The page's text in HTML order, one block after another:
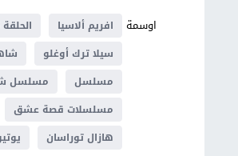
اوسمة
افريم ألاسيا الحلقة 115
سيلا ترك أوغلو
مسلسل
مسلسل
مسلسلات قصة عشق
هازال توراسان